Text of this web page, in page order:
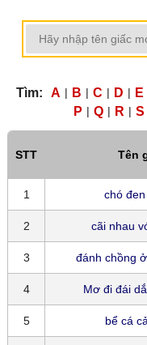
Tìm: A | B | C | D | E
P | Q | R | S
STT Tên
1 chó
2 cãi nhau
3 đánh chồng
4 Mơ đi đái
5 bể cá